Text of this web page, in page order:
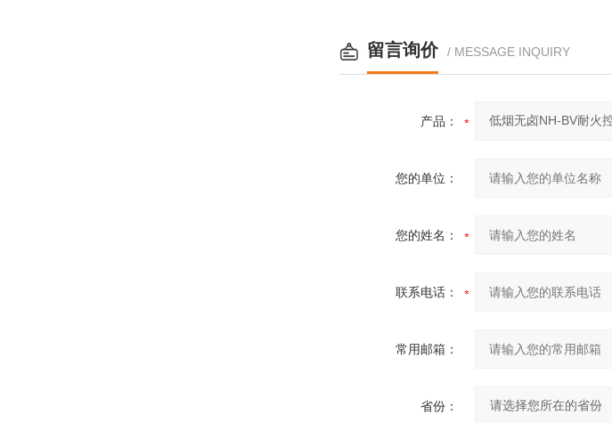
留言询价 / MESSAGE INQUIRY
产品：
您的单位：
您的姓名：
联系电话：
常用邮箱：
省份：